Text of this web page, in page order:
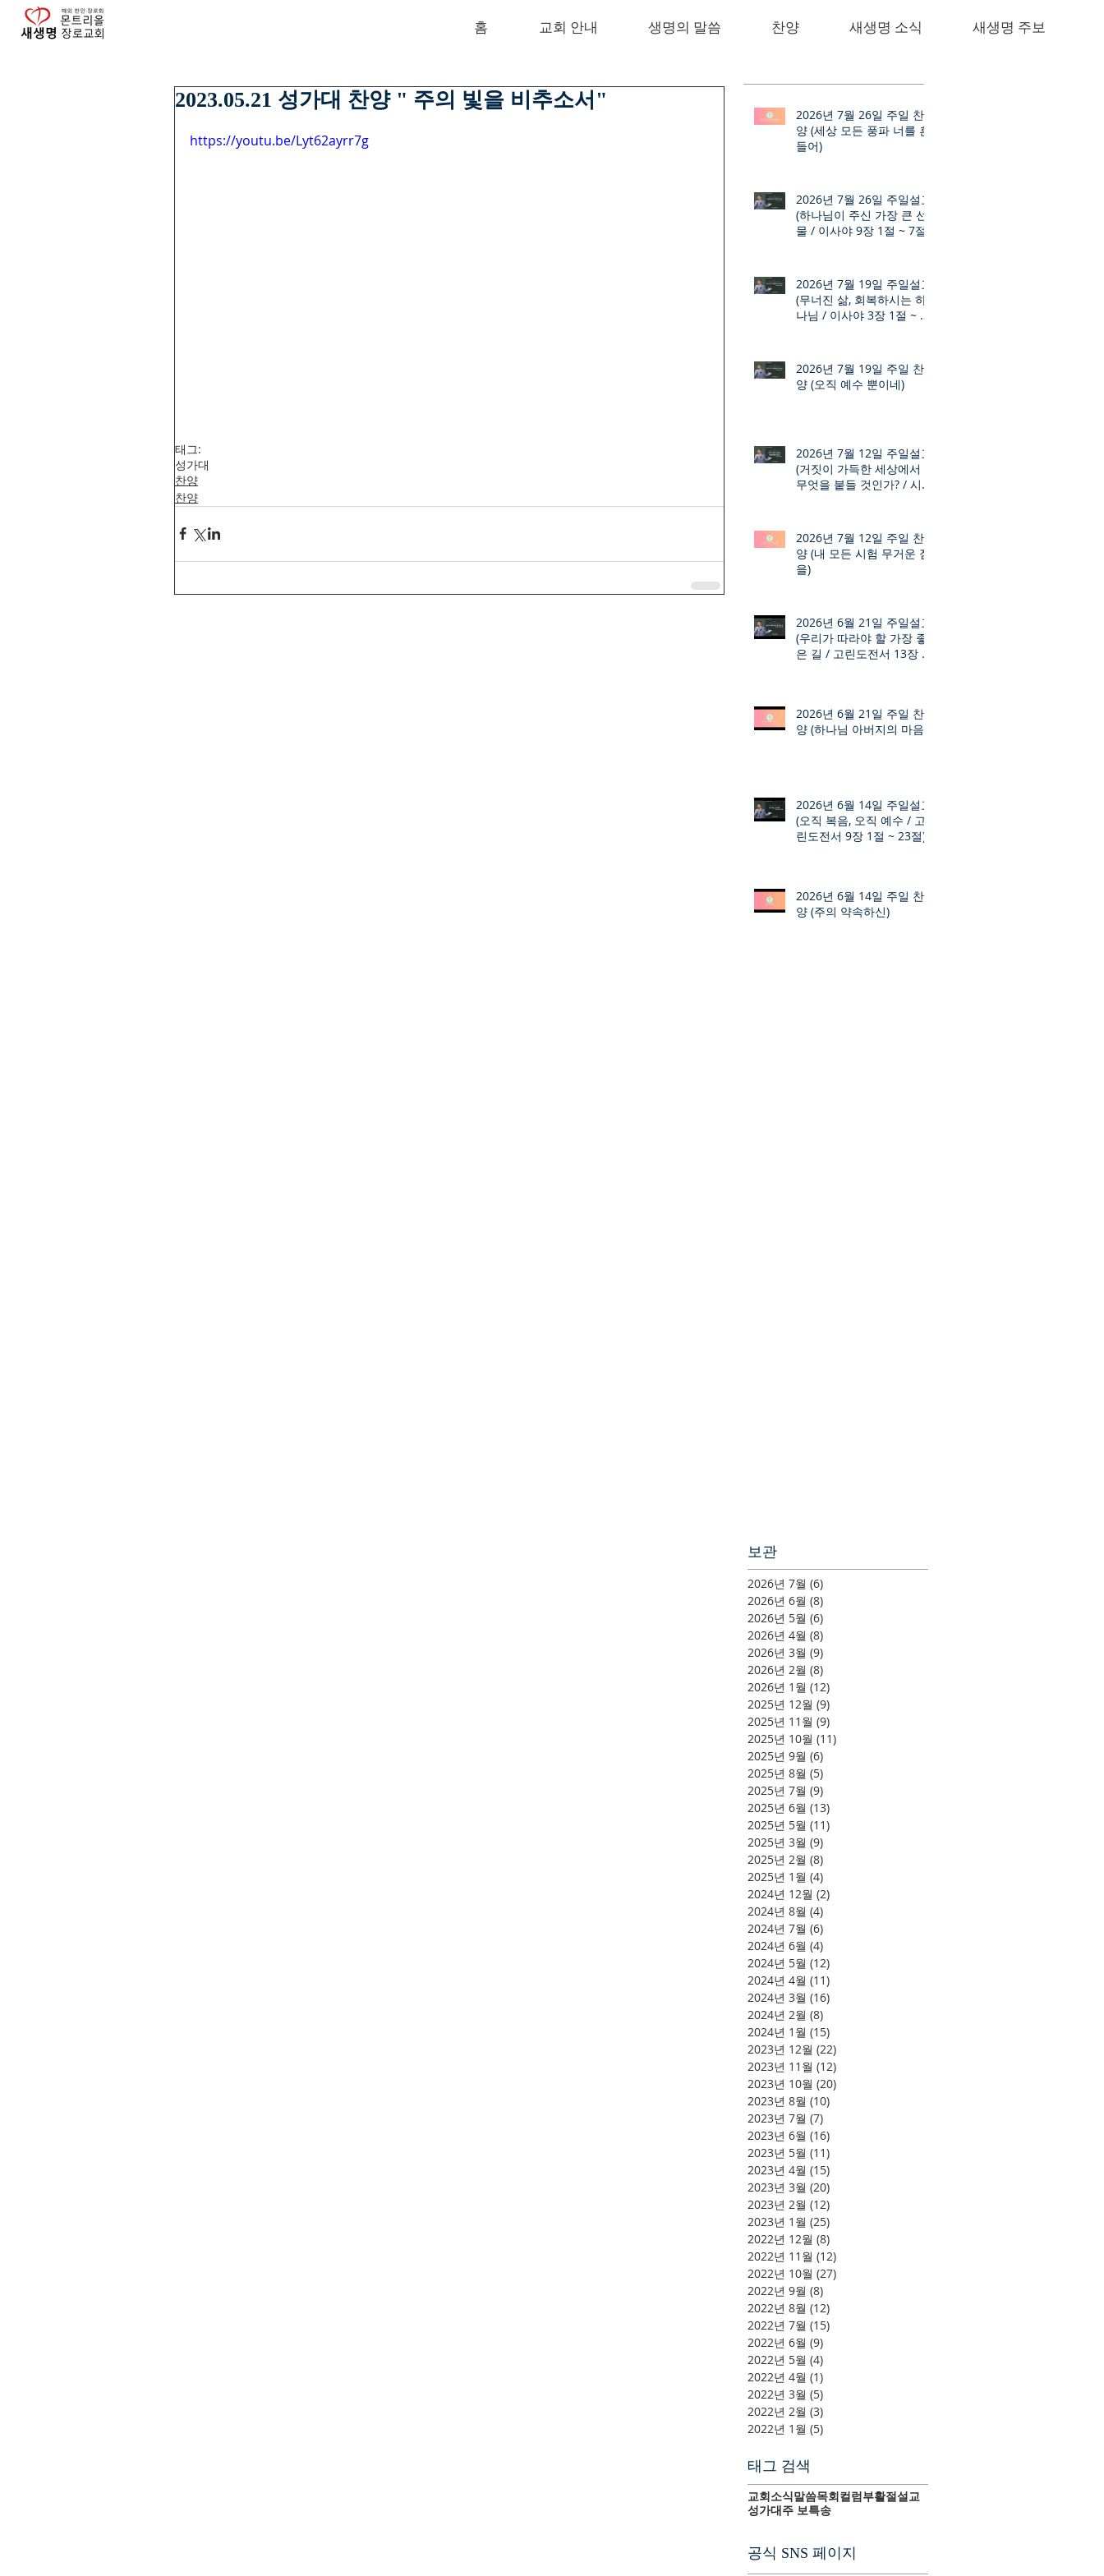
홈 교회 안내 생명의 말씀 찬양 새생명 소식 새생명 주보
2023.05.21 성가대 찬양 " 주의 빛을 비추소서"
https://youtu.be/Lyt62ayrr7g
태그:
성가대
찬양
찬양
2026년 7월 26일 주일 찬
양 (세상 모든 풍파 너를 흔
들어)
2026년 7월 26일 주일설교
(하나님이 주신 가장 큰 선
물 / 이사야 9장 1절 ~ 7절)
2026년 7월 19일 주일설교
(무너진 삶, 회복하시는 하
나님 / 이사야 3장 1절 ~ 12
2026년 7월 19일 주일 찬
양 (오직 예수 뿐이네)
2026년 7월 12일 주일설교
(거짓이 가득한 세상에서
무엇을 붙들 것인가? / 시편
2026년 7월 12일 주일 찬
양 (내 모든 시험 무거운 짐
을)
2026년 6월 21일 주일설교
(우리가 따라야 할 가장 좋
은 길 / 고린도전서 13장 1
2026년 6월 21일 주일 찬
양 (하나님 아버지의 마음)
2026년 6월 14일 주일설교
(오직 복음, 오직 예수 / 고
린도전서 9장 1절 ~ 23절)
2026년 6월 14일 주일 찬
양 (주의 약속하신)
보관
2026년 7월 (6)
2026년 6월 (8)
2026년 5월 (6)
2026년 4월 (8)
2026년 3월 (9)
2026년 2월 (8)
2026년 1월 (12)
2025년 12월 (9)
2025년 11월 (9)
2025년 10월 (11)
2025년 9월 (6)
2025년 8월 (5)
2025년 7월 (9)
2025년 6월 (13)
2025년 5월 (11)
2025년 3월 (9)
2025년 2월 (8)
2025년 1월 (4)
2024년 12월 (2)
2024년 8월 (4)
2024년 7월 (6)
2024년 6월 (4)
2024년 5월 (12)
2024년 4월 (11)
2024년 3월 (16)
2024년 2월 (8)
2024년 1월 (15)
2023년 12월 (22)
2023년 11월 (12)
2023년 10월 (20)
2023년 8월 (10)
2023년 7월 (7)
2023년 6월 (16)
2023년 5월 (11)
2023년 4월 (15)
2023년 3월 (20)
2023년 2월 (12)
2023년 1월 (25)
2022년 12월 (8)
2022년 11월 (12)
2022년 10월 (27)
2022년 9월 (8)
2022년 8월 (12)
2022년 7월 (15)
2022년 6월 (9)
2022년 5월 (4)
2022년 4월 (1)
2022년 3월 (5)
2022년 2월 (3)
2022년 1월 (5)
태그 검색
교회소식말씀목회컬럼 부활절설교
성가대 주 보특송
공식 SNS 페이지